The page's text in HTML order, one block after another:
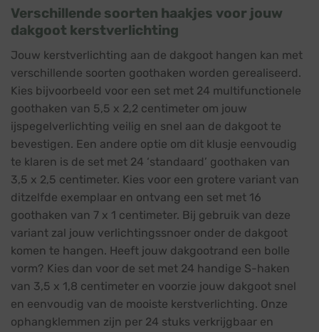
Verschillende soorten haakjes voor jouw
dakgoot kerstverlichting
Jouw kerstverlichting aan de dakgoot hangen kan met
verschillende soorten goothaken worden gerealiseerd.
Kies bijvoorbeeld voor een set met 24 multifunctionele
goothaken van 5,5 x 2,2 centimeter om jouw
ijspegelverlichting veilig en snel aan de dakgoot te
bevestigen. Een andere optie om dit klusje eenvoudig
te klaren is de set met 24 ‘standaard’ goothaken van
3,5 x 2,5 centimeter. Kies voor een grotere variant van
ditzelfde exemplaar en ontvang een set met 16
goothaken van 7 x 1 centimeter. Bij gebruik van deze
variant zal jouw verlichtingssnoer onder de dakgoot
komen te hangen. Heeft jouw dakgootrand een bolle
vorm? Kies dan voor de set met 24 handige S-haken
van 3,5 x 1,8 centimeter en voorzie jouw dakgoot snel
en eenvoudig van de mooiste kerstverlichting. Onze
ophangklemmen zijn per 24 stuks verkrijgbaar en